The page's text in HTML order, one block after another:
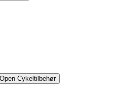
Open Cykeltilbehør